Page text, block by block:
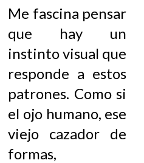
Me fascina pensar
que hay un
instinto visual que
responde a estos
patrones. Como si
el ojo humano, ese
viejo cazador de
formas,